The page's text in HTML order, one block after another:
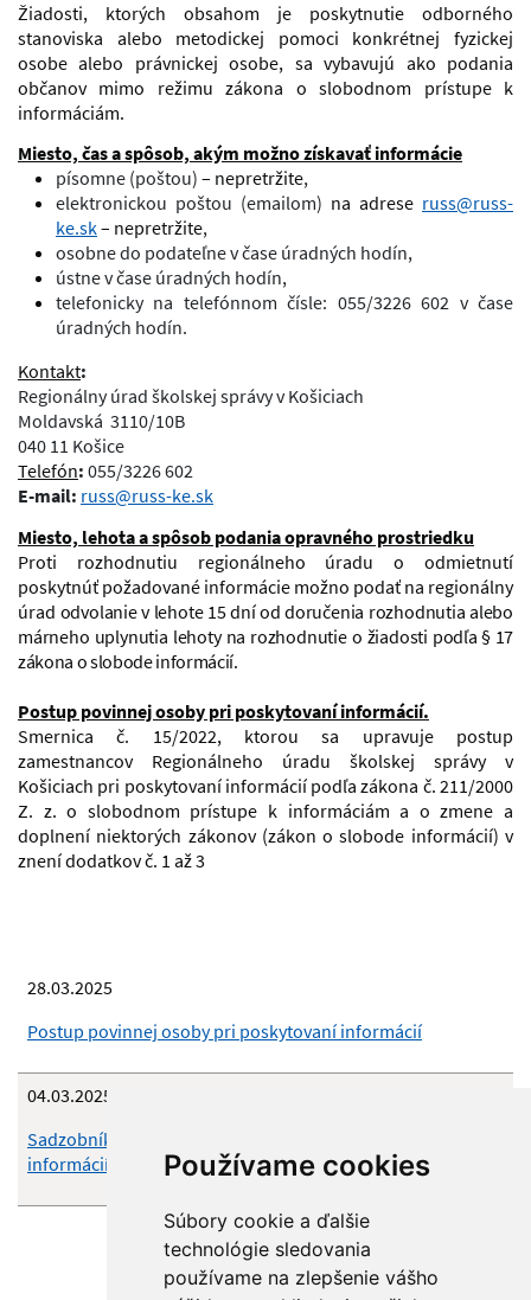
Používame cookies
Súbory cookie a ďalšie
technológie sledovania
používame na zlepšenie vášho
Žiadosti, ktorých obsahom je poskytnutie odborného
stanoviska alebo metodickej pomoci konkrétnej fyzickej
osobe alebo právnickej osobe, sa vybavujú ako podania
občanov mimo režimu zákona o slobodnom prístupe k
informáciám.
Miesto, čas a spôsob, akým možno získavať informácie
písomne (poštou) – nepretržite,
elektronickou poštou (emailom) na adrese russ@russ-
ke.sk– nepretržite,
osobne do podateľne v čase úradných hodín,
ústne v čase úradných hodín,
telefonicky na telefónnom čísle: 055/3226 602 v čase
úradných hodín.
Kontakt:
Regionálny úrad školskej správy v Košiciach
Moldavská 3110/10B
040 11 Košice
Telefón: 055/3226 602
E-mail: russ@russ-ke.sk
Miesto, lehota a spôsob podania opravného prostriedku
Proti rozhodnutiu regionálneho úradu o odmietnutí
poskytnúť požadované informácie možno podať na regionálny
úrad odvolanie v lehote 15 dní od doručenia rozhodnutia alebo
márneho uplynutia lehoty na rozhodnutie o žiadosti podľa § 17
zákona o slobode informácií.
Postup povinnej osoby pri poskytovaní informácií.
Smernica č. 15/2022, ktorou sa upravuje postup
zamestnancov Regionálneho úradu školskej správy v
Košiciach pri poskytovaní informácií podľa zákona č. 211/2000
Z. z. o slobodnom prístupe k informáciám a o zmene a
doplnení niektorých zákonov (zákon o slobode informácií) v
znení dodatkov č. 1 až 3
28.03.2025
Postup povinnej osoby pri poskytovaní informácií
04.03.2025
Sadzobník úhrad nákladov súvisiacich s poskytovaním
informácií